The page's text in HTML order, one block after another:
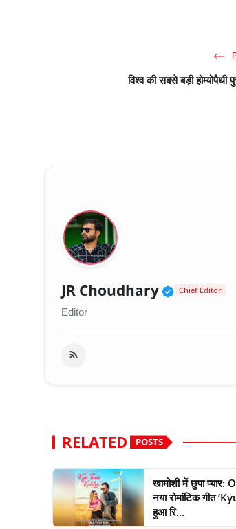
विश्व की सबसे बड़ी
JR Choudhary Verified
Chief Editor
Editor
RELATED POSTS
खामोशी में छुपा
नया रोमांटिक गीत
हुआ रि...